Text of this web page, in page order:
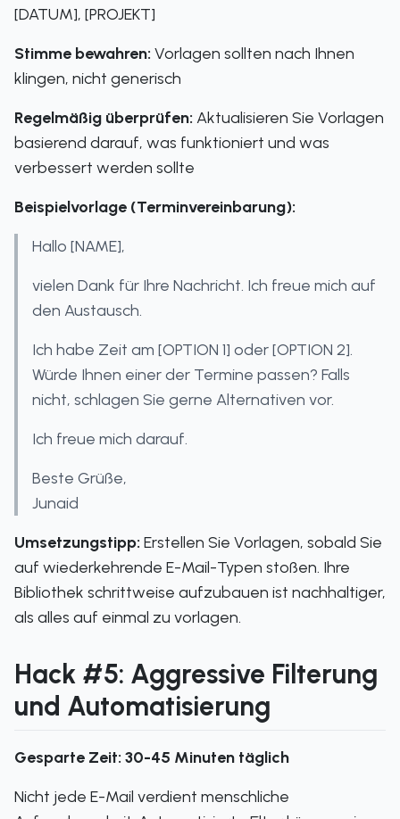
[DATUM], [PROJEKT]
Stimme bewahren: Vorlagen sollten nach Ihnen
klingen, nicht generisch
Regelmäßig überprüfen: Aktualisieren Sie Vorlagen
basierend darauf, was funktioniert und was
verbessert werden sollte
Beispielvorlage (Terminvereinbarung):
Hallo [NAME],
vielen Dank für Ihre Nachricht. Ich freue mich auf
den Austausch.
Ich habe Zeit am [OPTION 1] oder [OPTION 2].
Würde Ihnen einer der Termine passen? Falls
nicht, schlagen Sie gerne Alternativen vor.
Ich freue mich darauf.
Beste Grüße,
Junaid
Umsetzungstipp: Erstellen Sie Vorlagen, sobald Sie
auf wiederkehrende E-Mail-Typen stoßen. Ihre
Bibliothek schrittweise aufzubauen ist nachhaltiger,
als alles auf einmal zu vorlagen.
Hack #5: Aggressive Filterung
und Automatisierung
Gesparte Zeit: 30-45 Minuten täglich
Nicht jede E-Mail verdient menschliche